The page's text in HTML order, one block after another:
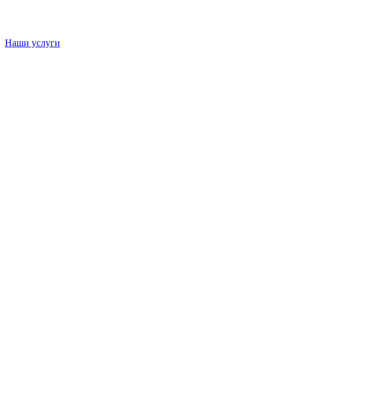
Наши услуги